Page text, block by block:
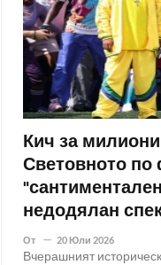
Кич за
Световното
недодялан
От 20 Юли 2026
Вчерашният